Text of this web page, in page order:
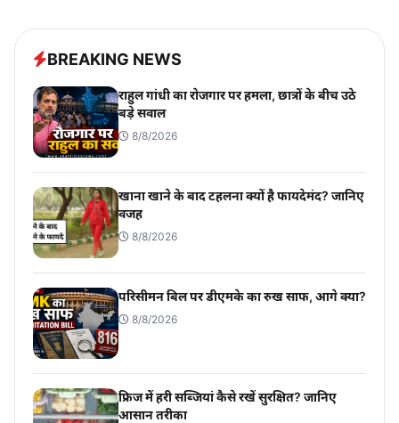
BREAKING NEWS
राहुल गांधी का रोजगार पर हमला, छात्रों के बीच उठे
बड़े सवाल
8/8/2026
खाना खाने के बाद टहलना क्यों है फायदेमंद? जानिए
वजह
8/8/2026
परिसीमन बिल पर डीएमके का रुख साफ, आगे क्या?
8/8/2026
फ्रिज में हरी सब्जियां कैसे रखें सुरक्षित? जानिए
आसान तरीका